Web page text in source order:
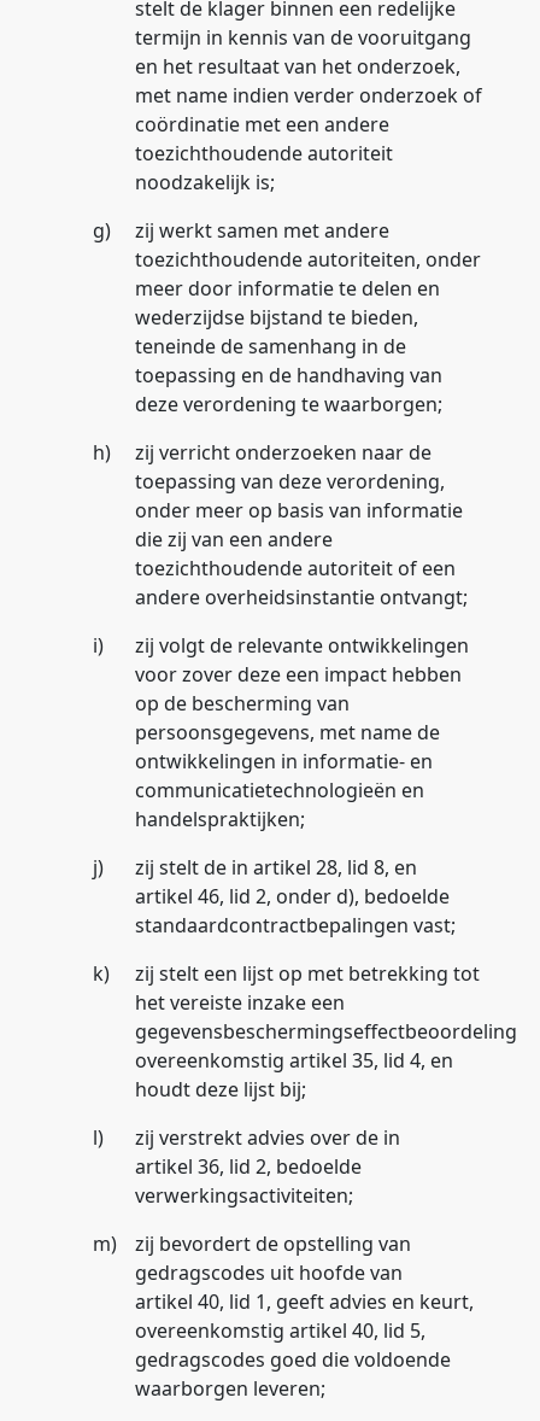
stelt de klager binnen een redelijke
termijn in kennis van de vooruitgang
en het resultaat van het onderzoek,
met name indien verder onderzoek of
coördinatie met een andere
toezichthoudende autoriteit
noodzakelijk is;
g)
zij werkt samen met andere
toezichthoudende autoriteiten, onder
meer door informatie te delen en
wederzijdse bijstand te bieden,
teneinde de samenhang in de
toepassing en de handhaving van
deze verordening te waarborgen;
h)
zij verricht onderzoeken naar de
toepassing van deze verordening,
onder meer op basis van informatie
die zij van een andere
toezichthoudende autoriteit of een
andere overheidsinstantie ontvangt;
i)
zij volgt de relevante ontwikkelingen
voor zover deze een impact hebben
op de bescherming van
persoonsgegevens, met name de
ontwikkelingen in informatie- en
communicatietechnologieën en
handelspraktijken;
j)
zij stelt de in artikel 28, lid 8, en
artikel 46, lid 2, onder d), bedoelde
standaardcontractbepalingen vast;
k)
zij stelt een lijst op met betrekking tot
het vereiste inzake een
gegevensbeschermingseffectbeoordeling
overeenkomstig artikel 35, lid 4, en
houdt deze lijst bij;
l)
zij verstrekt advies over de in
artikel 36, lid 2, bedoelde
verwerkingsactiviteiten;
m)
zij bevordert de opstelling van
gedragscodes uit hoofde van
artikel 40, lid 1, geeft advies en keurt,
overeenkomstig artikel 40, lid 5,
gedragscodes goed die voldoende
waarborgen leveren;